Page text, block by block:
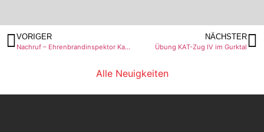
VORIGER
Nachruf – Ehrenbrandinspektor Kajetan REMSCHNIG – 50 Jahre im Dienst der Feuerwehr
NÄCHSTER
Übung KAT-Zug IV im Gurktal
Alle Neuigkeiten